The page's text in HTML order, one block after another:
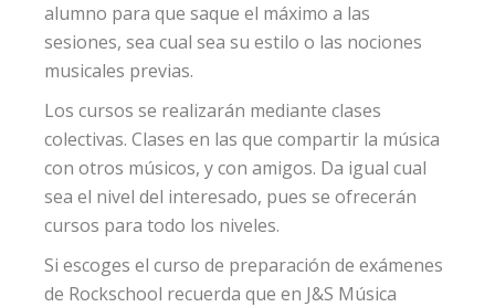
alumno para que saque el máximo a las
sesiones, sea cual sea su estilo o las nociones
musicales previas.
Los cursos se realizarán mediante clases
colectivas. Clases en las que compartir la música
con otros músicos, y con amigos. Da igual cual
sea el nivel del interesado, pues se ofrecerán
cursos para todo los niveles.
Si escoges el curso de preparación de exámenes
de Rockschool recuerda que en J&S Música